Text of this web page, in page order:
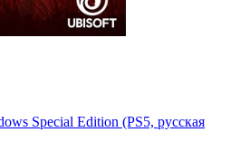
Special Edition (PS5, русская